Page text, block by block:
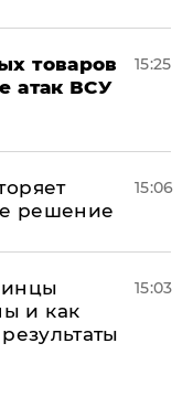
товаров
атак ВСУ
15:25
решение
15:06
и как
15:03